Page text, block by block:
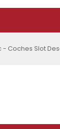
- Coches Slot